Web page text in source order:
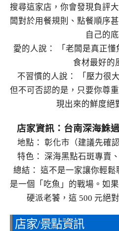
搜尋這家店，你會發現負評
闆對於用餐規則、點餐順序
自己的
愛的人說： 「老闆是真正
食材最好的
不習慣的人說： 「壓力很
但不可否認的是，只要你尊
現出來的鮮度絕
店家資訊：台南深海鮢
地點： 彰化市（建議先確
特色： 深海黑點石斑專賣
總結： 這不是一家讓你輕
是一個「吃魚」的戰場。如
硬派老饕，這 500 元絕
店家/景點資訊